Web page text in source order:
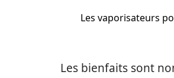
Les vaporisateurs
Les bienfaits sont